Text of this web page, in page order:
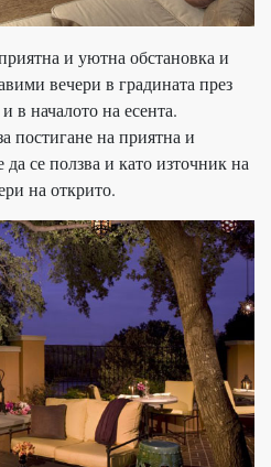
и уютна обстановка и
вечери в градината през
в началото на есента.
постигане на приятна и
се ползва и като източник на
на открито.